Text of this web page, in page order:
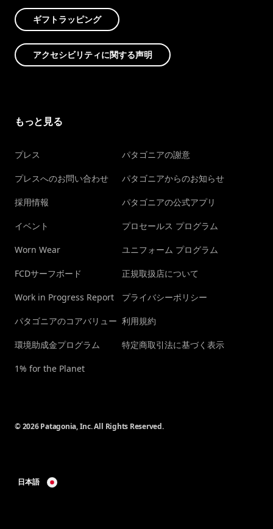
ギフトラッピング
アクセシビリティに関する声明
もっと見る
プレス
プレスへのお問い合わせ
採用情報
イベント
Worn Wear
FCDサーフボード
Work in Progress Report
パタゴニアのコアバリュー
環境助成金プログラム
1% for the Planet
パタゴニアの謝意
パタゴニアからのお知らせ
パタゴニアの公式アプリ
プロセールス プログラム
ユニフォーム プログラム
正規取扱店について
プライバシーポリシー
利用規約
特定商取引法に基づく表示
© 2026 Patagonia, Inc. All Rights Reserved.
日本語